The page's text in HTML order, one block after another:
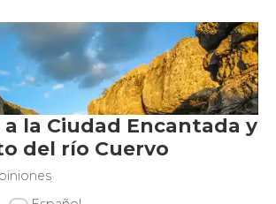
a la Ciudad Encantada y
del río Cuervo